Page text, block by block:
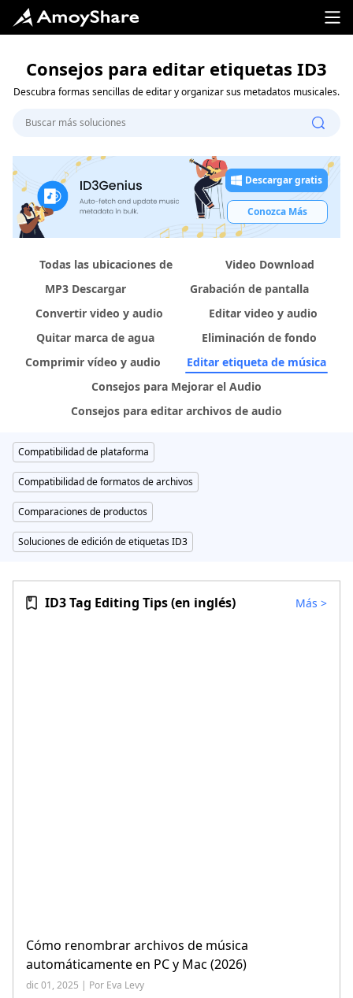
Consejos para editar etiquetas ID3
Descubra formas sencillas de editar y organizar sus metadatos musicales.
Descargar gratis
Conozca Más
Todas las ubicaciones de
Video Download
MP3 Descargar
Grabación de pantalla
Convertir video y audio
Editar video y audio
Quitar marca de agua
Eliminación de fondo
Comprimir vídeo y audio
Editar etiqueta de música
Consejos para Mejorar el Audio
Consejos para editar archivos de audio
Compatibilidad de plataforma
Compatibilidad de formatos de archivos
Comparaciones de productos
Soluciones de edición de etiquetas ID3
ID3 Tag Editing Tips (en inglés) Más >
Cómo renombrar archivos de música
automáticamente en PC y Mac (2026)
dic 01, 2025 | Por Eva Levy